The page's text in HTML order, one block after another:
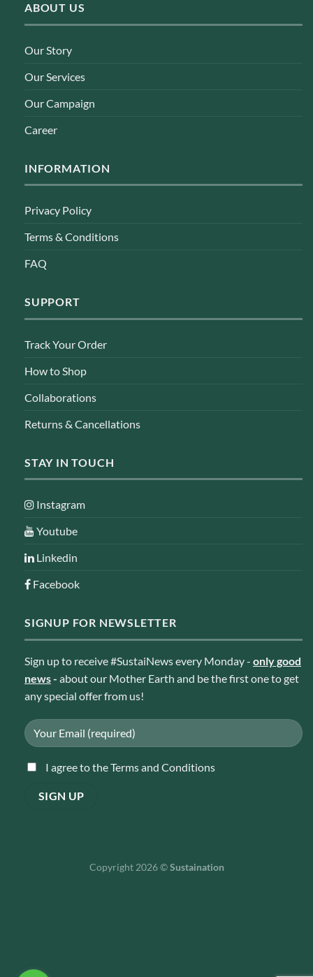
ABOUT US
Our Story
Our Services
Our Campaign
Career
INFORMATION
Privacy Policy
Terms & Conditions
FAQ
SUPPORT
Track Your Order
How to Shop
Collaborations
Returns & Cancellations
STAY IN TOUCH
Instagram
Youtube
Linkedin
Facebook
SIGNUP FOR NEWSLETTER
Sign up to receive #SustaiNews every Monday - only good
news- about our Mother Earth and be the first one to get
any special offer from us!
I agree to the Terms and Conditions
Copyright 2026 ©Sustaination